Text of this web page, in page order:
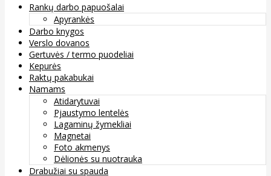
Rankų darbo papuošalai
Apyrankės
Darbo knygos
Verslo dovanos
Gertuvės / termo puodeliai
Kepurės
Raktų pakabukai
Namams
Atidarytuvai
Pjaustymo lentelės
Lagaminų žymekliai
Magnetai
Foto akmenys
Dėlionės su nuotrauka
Drabužiai su spauda